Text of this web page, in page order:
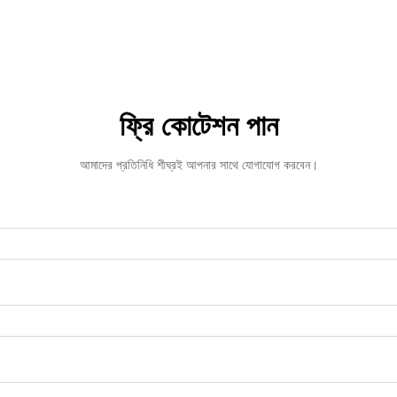
ফ্রি কোটেশন পান
আমাদের প্রতিনিধি শীঘ্রই আপনার সাথে যোগাযোগ করবেন।